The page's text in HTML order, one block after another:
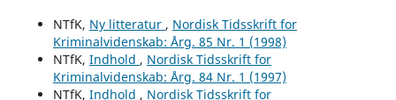
NTfK, Ny litteratur , Nordisk Tidsskrift for
Kriminalvidenskab: Årg. 85 Nr. 1 (1998)
NTfK, Indhold , Nordisk Tidsskrift for
Kriminalvidenskab: Årg. 84 Nr. 1 (1997)
NTfK, Indhold , Nordisk Tidsskrift for